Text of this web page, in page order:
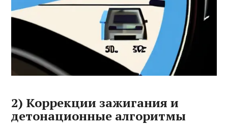
2) Коррекции зажигания и
детонационные алгоритмы